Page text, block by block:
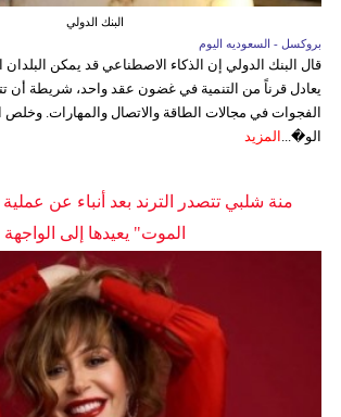
البنك الدولي
بروكسل - السعوديه اليوم
قال البنك الدولي إن الذكاء الاصطناعي قد يمكن البلدان
يعادل قرناً من التنمية في غضون عقد واحد، شريطة
الفجوات في مجالات الطاقة والاتصال والمهارات. وخلص
الو�... المزيد
منة شلبي تتصدر الترند بعد أنباء عن
الموت" يعيدها إلى الواجهة